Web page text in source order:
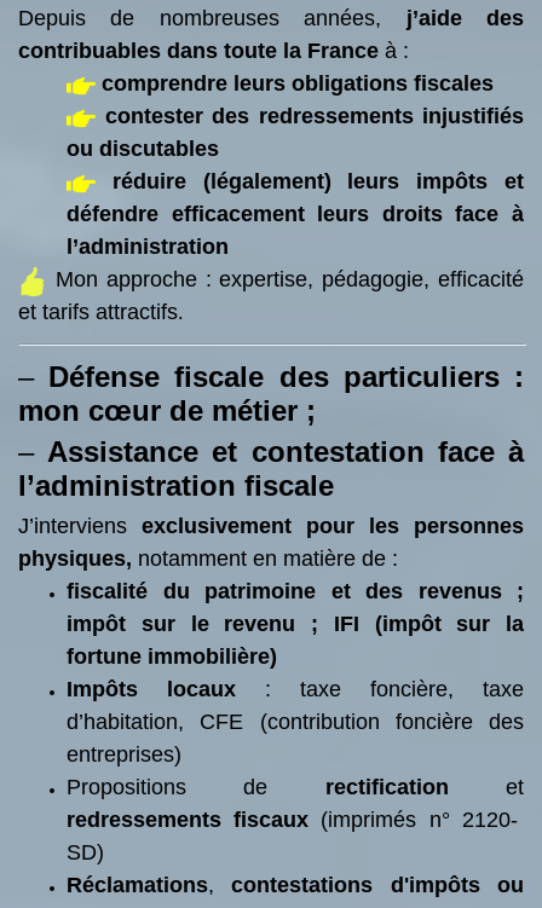
Depuis de nombreuses années, j’aide des
contribuables dans toute la France à :
comprendre leurs obligations fiscales
contester des redressements injustifiés
ou discutables
réduire (légalement) leurs impôts et
défendre efficacement leurs droits face à
l’administration
Mon approche : expertise, pédagogie, efficacité
et tarifs attractifs.
– Défense fiscale des particuliers :
mon cœur de métier ;
– Assistance et contestation face à
l’administration fiscale
J’interviens exclusivement pour les personnes
physiques, notamment en matière de :
fiscalité du patrimoine et des revenus ;
impôt sur le revenu ; IFI (impôt sur la
fortune immobilière)
Impôts locaux : taxe foncière, taxe
d’habitation, CFE (contribution foncière des
entreprises)
Propositions de rectification et
redressements fiscaux (imprimés n° 2120-
SD)
Réclamations,contestations d'impôts ou